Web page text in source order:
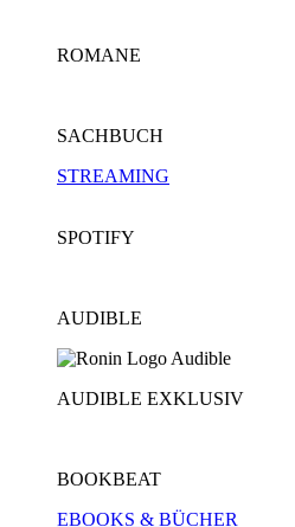
ROMANE
SACHBUCH
STREAMING
SPOTIFY
AUDIBLE
AUDIBLE EXKLUSIV
BOOKBEAT
EBOOKS & BÜCHER